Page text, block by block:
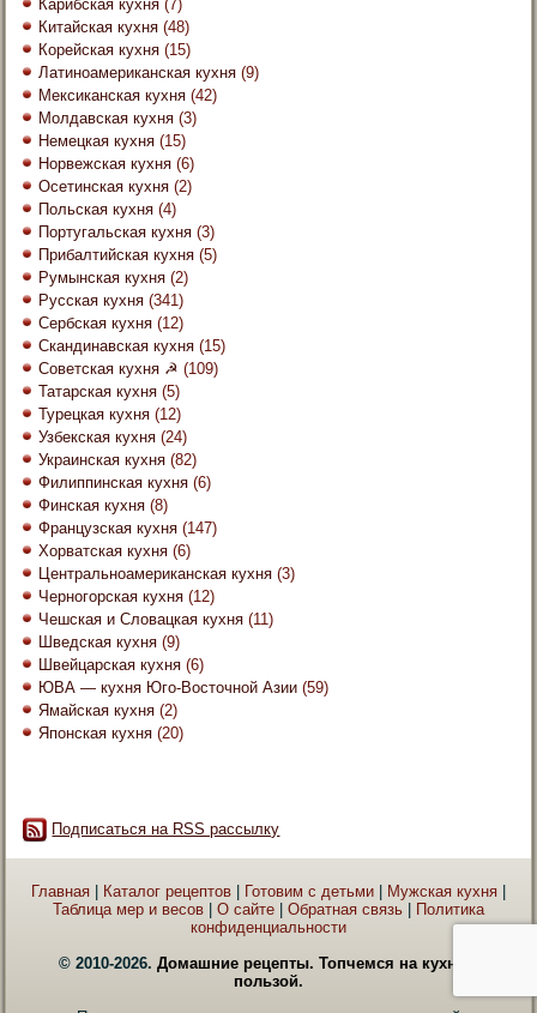
Карибская кухня (7)
Китайская кухня (48)
Корейская кухня (15)
Латиноамериканская кухня (9)
Мексиканская кухня (42)
Молдавская кухня (3)
Немецкая кухня (15)
Норвежская кухня (6)
Осетинская кухня (2)
Польская кухня (4)
Португальская кухня (3)
Прибалтийская кухня (5)
Румынская кухня (2)
Русская кухня (341)
Сербская кухня (12)
Скандинавская кухня (15)
Советская кухня ☭ (109)
Татарская кухня (5)
Турецкая кухня (12)
Узбекская кухня (24)
Украинская кухня (82)
Филиппинская кухня (6)
Финская кухня (8)
Французская кухня (147)
Хорватская кухня (6)
Центральноамериканская кухня (3)
Черногорская кухня (12)
Чешская и Словацкая кухня (11)
Шведская кухня (9)
Швейцарская кухня (6)
ЮВА — кухня Юго-Восточной Азии (59)
Ямайская кухня (2)
Японская кухня (20)
Подписаться на RSS рассылку
Главная Каталог рецептов Готовим с детьми Мужская кухня
Таблица мер и весов
О сайте Обратная связь
Политика
конфиденциальности
© 2010-2026. Домашние рецепты. Топчемся на кухне с
пользой.